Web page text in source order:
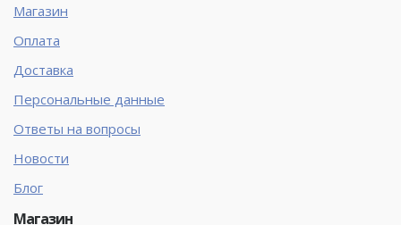
Магазин
Оплата
Доставка
Персональные данные
Ответы на вопросы
Новости
Блог
Магазин